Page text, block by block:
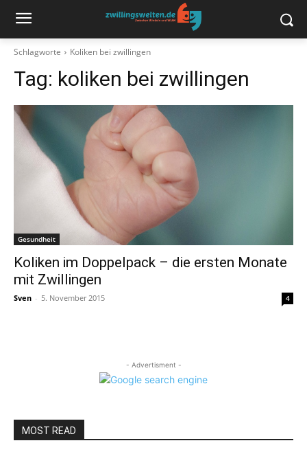
Schlagworte Koliken bei zwillingen
Tag: koliken bei zwillingen
Gesundheit
Koliken im Doppelpack – die ersten Monate
mit Zwillingen
Sven - 5. November 2015 4
- Advertisment -
MOST READ